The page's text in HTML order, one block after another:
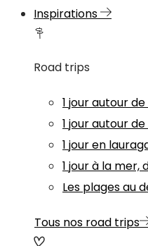
Inspirations
Road trips
1 jour autour
1 jour autour
1 jour en
1 jour à la mer,
Les plages au
Tous nos road trips